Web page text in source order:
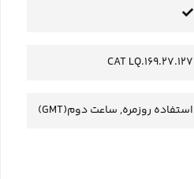
CAT LQ.169.27.127
استفاده روزمره, ساعت دوم(GMT)